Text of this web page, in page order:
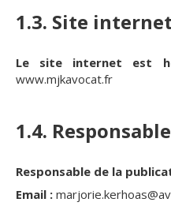
1.3. Site internet
Le site internet est
www.mjkavocat.fr
1.4.
Responsable de la
Email :